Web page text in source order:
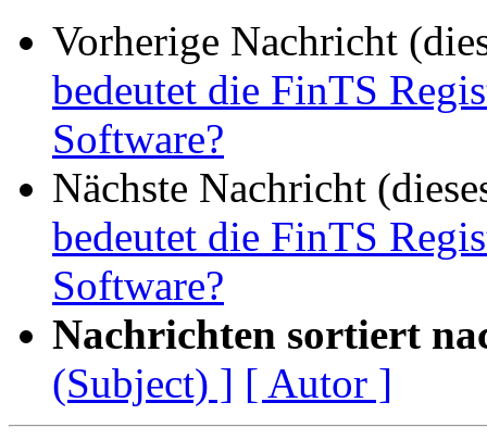
Vorherige Nachricht
bedeutet die FinTS
Software?
Nächste Nachricht
bedeutet die FinTS
Software?
Nachrichten sortiert
(Subject) ] [ Autor ]